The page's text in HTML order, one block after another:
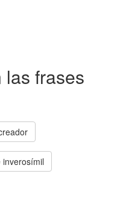
frases
inverosímil